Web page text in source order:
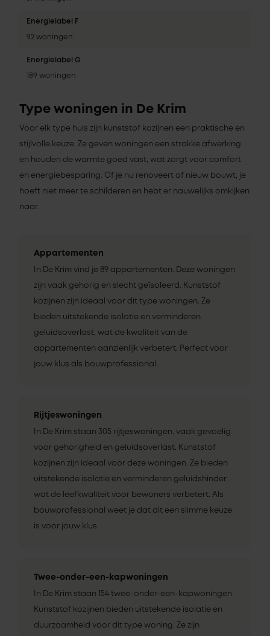
Energielabel F
92 woningen
Energielabel G
189 woningen
Type woningen in De Krim
Voor elk type huis zijn kunststof kozijnen een praktische en
stijlvolle keuze. Ze geven woningen een strakke afwerking
en houden de warmte goed vast, wat zorgt voor comfort
en energiebesparing. Of je nu renoveert of nieuw bouwt, je
hoeft niet meer te schilderen en hebt er nauwelijks omkijken
naar.
Appartementen
In De Krim vind je 89 appartementen. Deze woningen
zijn vaak gehorig en slecht geïsoleerd. Kunststof
kozijnen zijn ideaal voor dit type woningen. Ze
bieden uitstekende isolatie en verminderen
geluidsoverlast, wat de kwaliteit van de
appartementen aanzienlijk verbetert. Perfect voor
jouw klus als bouwprofessional.
Rijtjeswoningen
In De Krim staan 305 rijtjeswoningen, vaak gevoelig
voor gehorigheid en geluidsoverlast. Kunststof
kozijnen zijn ideaal voor deze woningen. Ze bieden
uitstekende isolatie en verminderen geluidshinder,
wat de leefkwaliteit voor bewoners verbetert. Als
bouwprofessional weet je dat dit een slimme keuze
is voor jouw klus.
Twee-onder-een-kapwoningen
In De Krim staan 154 twee-onder-een-kapwoningen.
Kunststof kozijnen bieden uitstekende isolatie en
duurzaamheid voor dit type woning. Ze zijn